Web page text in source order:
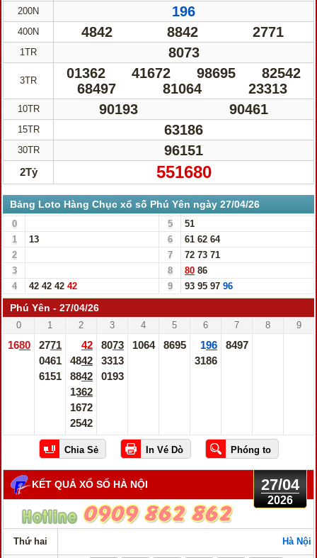
200N 196
400N 4842 8842 2771
1TR 8073
3TR 01362 41672 98695
82542
68497
81064 23313
10TR 90193 90461
15TR 63186
30TR 96151
2Tỷ 551680
Bảng Loto Hàng Chục xổ số Phú Yên ngày 27/04/26
0 5
51
1
13 6 61 62 64
2
7 72 73 71
3
8 80 86
4
42 42 42 42 9 93 95 97 96
Phú Yên - 27/04/26
0 1 2 3 4 5 6 7 8 9
1680
2771
0461
6151
42
4842
8842
1362
1672
2542
8073
3313
0193
1064 8695
196
3186
8497
27/04
2026
KẾT QUẢ XỔ SỐ HÀ NỘI
Thứ hai Hà Nội